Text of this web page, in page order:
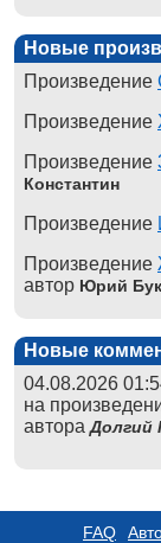
Новые
Произведение
Произведение
Произведение
Константин
Произведение
Произведение
автор Юрий
Новые
04.08.2026
на
автораДолгий
FAQ